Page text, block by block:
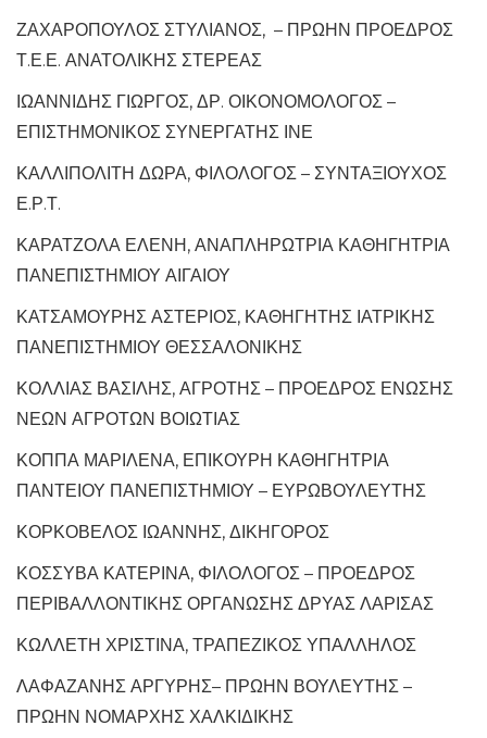
ΖΑΧΑΡΟΠΟΥΛΟΣ ΣΤΥΛΙΑΝΟΣ, – ΠΡΩΗΝ ΠΡΟΕΔΡΟΣ
Τ.Ε.Ε. ΑΝΑΤΟΛΙΚΗΣ ΣΤΕΡΕΑΣ
ΙΩΑΝΝΙΔΗΣ ΓΙΩΡΓΟΣ, ΔΡ. ΟΙΚΟΝΟΜΟΛΟΓΟΣ –
ΕΠΙΣΤΗΜΟΝΙΚΟΣ ΣΥΝΕΡΓΑΤΗΣ ΙΝΕ
ΚΑΛΛΙΠΟΛΙΤΗ ΔΩΡΑ, ΦΙΛΟΛΟΓΟΣ – ΣΥΝΤΑΞΙΟΥΧΟΣ
Ε.Ρ.Τ.
ΚΑΡΑΤΖΟΛΑ ΕΛΕΝΗ, ΑΝΑΠΛΗΡΩΤΡΙΑ ΚΑΘΗΓΗΤΡΙΑ
ΠΑΝΕΠΙΣΤΗΜΙΟΥ ΑΙΓΑΙΟΥ
ΚΑΤΣΑΜΟΥΡΗΣ ΑΣΤΕΡΙΟΣ, ΚΑΘΗΓΗΤΗΣ ΙΑΤΡΙΚΗΣ
ΠΑΝΕΠΙΣΤΗΜΙΟΥ ΘΕΣΣΑΛΟΝΙΚΗΣ
ΚΟΛΛΙΑΣ ΒΑΣΙΛΗΣ, ΑΓΡΟΤΗΣ – ΠΡΟΕΔΡΟΣ ΕΝΩΣΗΣ
ΝΕΩΝ ΑΓΡΟΤΩΝ ΒΟΙΩΤΙΑΣ
ΚΟΠΠΑ ΜΑΡΙΛΕΝΑ, ΕΠΙΚΟΥΡΗ ΚΑΘΗΓΗΤΡΙΑ
ΠΑΝΤΕΙΟΥ ΠΑΝΕΠΙΣΤΗΜΙΟΥ – ΕΥΡΩΒΟΥΛΕΥΤΗΣ
ΚΟΡΚΟΒΕΛΟΣ ΙΩΑΝΝΗΣ, ΔΙΚΗΓΟΡΟΣ
ΚΟΣΣΥΒΑ ΚΑΤΕΡΙΝΑ, ΦΙΛΟΛΟΓΟΣ – ΠΡΟΕΔΡΟΣ
ΠΕΡΙΒΑΛΛΟΝΤΙΚΗΣ ΟΡΓΑΝΩΣΗΣ ΔΡΥΑΣ ΛΑΡΙΣΑΣ
ΚΩΛΛΕΤΗ ΧΡΙΣΤΙΝΑ, ΤΡΑΠΕΖΙΚΟΣ ΥΠΑΛΛΗΛΟΣ
ΛΑΦΑΖΑΝΗΣ ΑΡΓΥΡΗΣ– ΠΡΩΗΝ ΒΟΥΛΕΥΤΗΣ –
ΠΡΩΗΝ ΝΟΜΑΡΧΗΣ ΧΑΛΚΙΔΙΚΗΣ